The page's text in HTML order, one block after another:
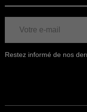
Restez informé de nos